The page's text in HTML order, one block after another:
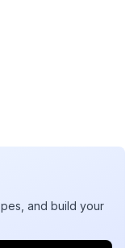
and build your